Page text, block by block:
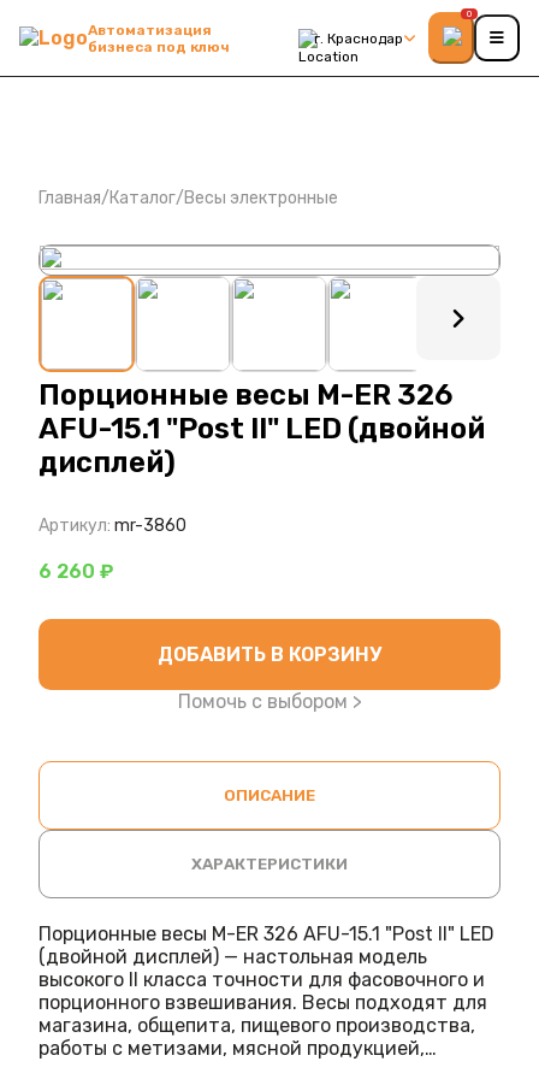
Автоматизация
бизнеса под ключ
г. Краснодар
0
Главная/Каталог/Весы электронные
: ?>
Порционные весы M-ER 326
AFU-15.1 "Post II" LED (двойной
дисплей)
Артикул: mr-3860
6 260 ₽
ДОБАВИТЬ В КОРЗИНУ
Помочь с выбором >
ОПИСАНИЕ
ХАРАКТЕРИСТИКИ
Порционные весы M-ER 326 AFU-15.1 "Post II" LED
(двойной дисплей) — настольная модель
высокого II класса точности для фасовочного и
порционного взвешивания. Весы подходят для
магазина, общепита, пищевого производства,
работы с метизами, мясной продукцией,